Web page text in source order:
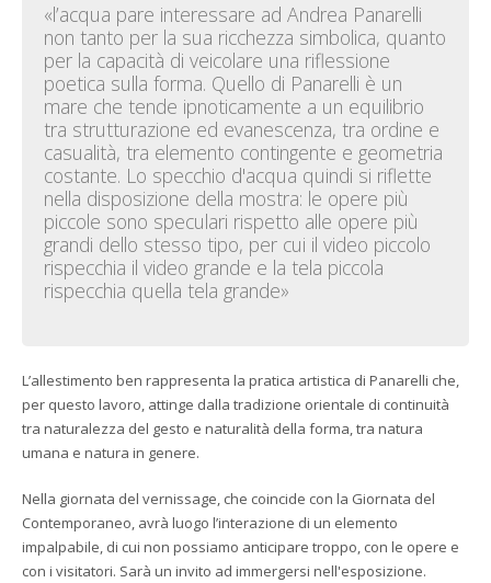
«l’acqua pare interessare ad Andrea Panarelli
non tanto per la sua ricchezza simbolica, quanto
per la capacità di veicolare una riflessione
poetica sulla forma. Quello di Panarelli è un
mare che tende ipnoticamente a un equilibrio
tra strutturazione ed evanescenza, tra ordine e
casualità, tra elemento contingente e geometria
costante. Lo specchio d'acqua quindi si riflette
nella disposizione della mostra: le opere più
piccole sono speculari rispetto alle opere più
grandi dello stesso tipo, per cui il video piccolo
rispecchia il video grande e la tela piccola
rispecchia quella tela grande»
L’allestimento ben rappresenta la pratica artistica di Panarelli che,
per questo lavoro, attinge dalla tradizione orientale di continuità
tra naturalezza del gesto e naturalità della forma, tra natura
umana e natura in genere.
Nella giornata del vernissage, che coincide con la Giornata del
Contemporaneo, avrà luogo l’interazione di un elemento
impalpabile, di cui non possiamo anticipare troppo, con le opere e
con i visitatori. Sarà un invito ad immergersi nell'esposizione.